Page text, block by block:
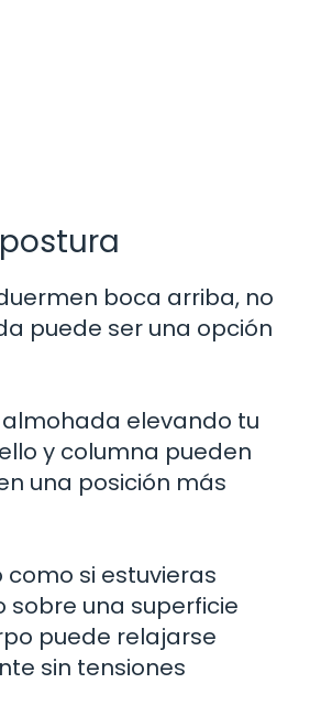
boca arriba, no
puede ser una opción
elevando tu
y columna pueden
una posición más
como si estuvieras
sobre una superficie
puede relajarse
sin tensiones